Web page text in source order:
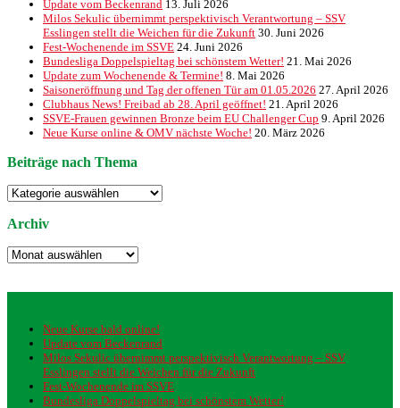
Update vom Beckenrand 13. Juli 2026
Milos Sekulic übernimmt perspektivisch Verantwortung – SSV
Esslingen stellt die Weichen für die Zukunft 30. Juni 2026
Fest-Wochenende im SSVE 24. Juni 2026
Bundesliga Doppelspieltag bei schönstem Wetter! 21. Mai 2026
Update zum Wochenende & Termine! 8. Mai 2026
Saisoneröffnung und Tag der offenen Tür am 01.05.2026 27. April 2026
Clubhaus News! Freibad ab 28. April geöffnet! 21. April 2026
SSVE-Frauen gewinnen Bronze beim EU Challenger Cup 9. April 2026
Neue Kurse online & OMV nächste Woche! 20. März 2026
Beiträge nach Thema
Beiträge
nach
Thema
Archiv
Archiv
Neue Kurse bald online!
Update vom Beckenrand
Milos Sekulic übernimmt perspektivisch Verantwortung – SSV
Esslingen stellt die Weichen für die Zukunft
Fest-Wochenende im SSVE
Bundesliga Doppelspieltag bei schönstem Wetter!